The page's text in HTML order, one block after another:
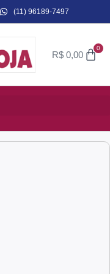
(11) 96189-7497
R$ 0,00
0